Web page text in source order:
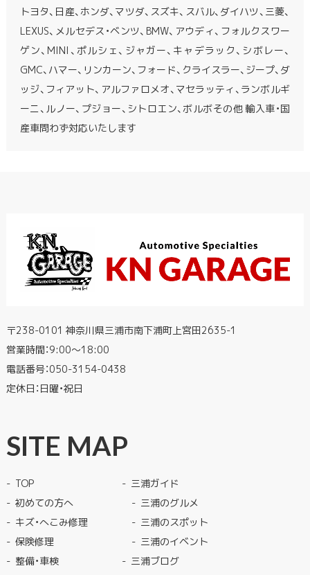
トヨタ、日産、ホンダ、マツダ、スズキ、スバル、ダイハツ、三菱、
LEXUS、メルセデス・ベンツ、BMW、アウディ、フォルクスワー
ゲン、MINI、ポルシェ、ジャガー、キャデラック、シボレー、
GMC、ハマー、リンカーン、フォード、クライスラー、ジープ、ダ
ッジ、フィアット、アルファロメオ、マセラッティ、ランボルギ
ーニ、ルノー、プジョー、シトロエン、ボルボその他 輸入車・国
産車問わず対応いたします
〒238-0101 神奈川県三浦市南下浦町上宮田2635-1
営業時間：9:00〜18:00
電話番号：050-3154-0438
定休日：日曜・祝日
SITE MAP
TOP
初めての方へ
キズ・へこみ修理
保険修理
整備・車検
三浦ガイド
三浦のグルメ
三浦のスポット
三浦のイベント
三浦ブログ